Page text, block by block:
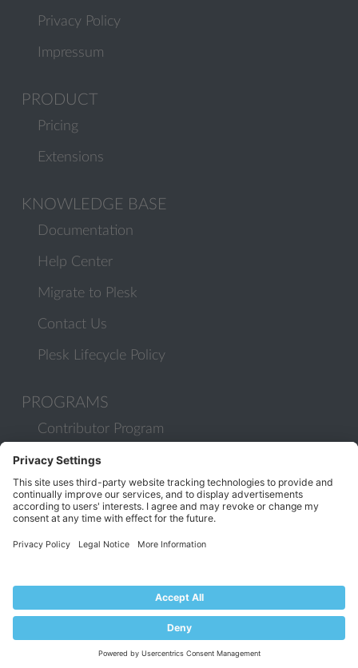
Privacy Policy
Impressum
PRODUCT
Pricing
Extensions
KNOWLEDGE BASE
Documentation
Help Center
Migrate to Plesk
Contact Us
Plesk Lifecycle Policy
PROGRAMS
Contributor Program
Partner Program
COMMUNITY
the Plesk logo are trademarks of WebPros International GmbH.